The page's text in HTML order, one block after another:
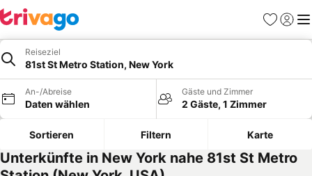
Favoriten
Reiseziel
81st St Metro Station, New York
An-/Abreise
Daten wählen
Gäste und Zimmer
2 Gäste, 1 Zimmer
Sortieren Filtern Karte
Unterkünfte in New York nahe 81st St Metro